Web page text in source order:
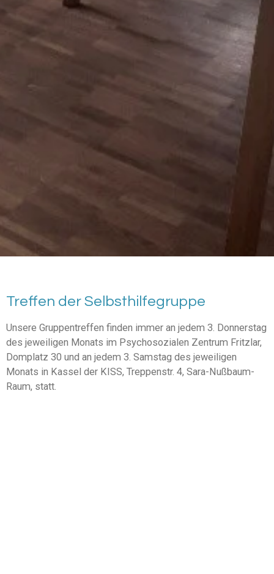
Treffen der Selbsthilfegruppe
Unsere Gruppentreffen finden immer an jedem 3. Donnerstag
des jeweiligen Monats im Psychosozialen Zentrum Fritzlar,
Domplatz 30 und an jedem 3. Samstag des jeweiligen
Monats in Kassel der KISS, Treppenstr. 4, Sara-Nußbaum-
Raum, statt.